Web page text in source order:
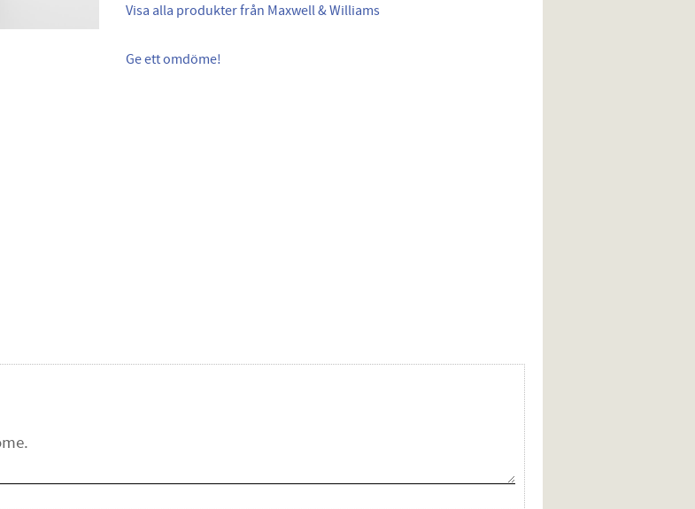
Visa alla produkter från Maxwell & Williams
Ge ett omdöme!